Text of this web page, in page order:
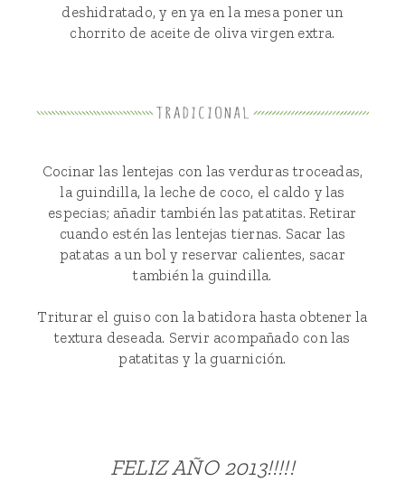
deshidratado, y en ya en la mesa poner un
chorrito de aceite de oliva virgen extra.
Cocinar las lentejas con las verduras troceadas,
la guindilla, la leche de coco, el caldo y las
especias; añadir también las patatitas. Retirar
cuando estén las lentejas tiernas. Sacar las
patatas a un bol y reservar calientes, sacar
también la guindilla.
Triturar el guiso con la batidora hasta obtener la
textura deseada. Servir acompañado con las
patatitas y la guarnición.
FELIZ AÑO 2013!!!!!